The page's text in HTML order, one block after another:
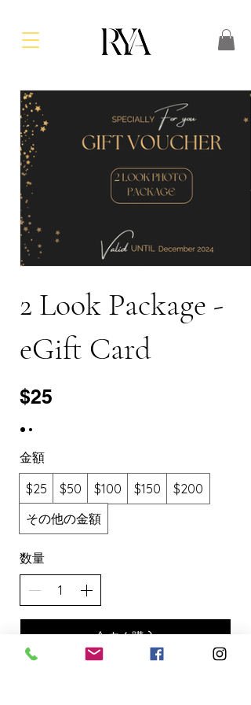
2 Look Package -
eGift Card
$25
金額
$25
$50 $100 $150
$200
その他の金額
数量
今すぐ購入